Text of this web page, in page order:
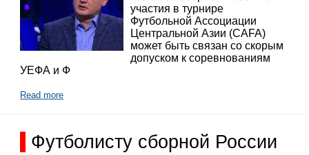
участия в турнире
Футбольной Ассоциации
Центральной Азии (CAFA)
может быть связан со скорым
допуском к соревнованиям
УЕФА и Ф
Read more
Футболисту сборной России